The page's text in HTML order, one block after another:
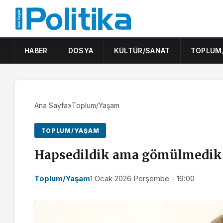
HABER DOSYA KÜLTÜR/SANAT
Ana Sayfa»Toplum/Yaşam
TOPLUM/YAŞAM
Hapsedildik ama gömülmedik
Toplum/Yaşam1 Ocak 2026 Perşembe - 19:00